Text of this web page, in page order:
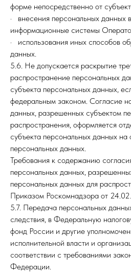
форме непосредственно от
· внесения персональных данных
информационные системы
· использования иных способов
данных.
5.6. Не допускается раскрытие
распространение персональных
субъекта персональных данных,
федеральным законом. Согласие
данных, разрешенных субъектом
распространения, оформляется
субъекта персональных данных на
персональных данных.
Требования к содержанию
персональных данных,
персональных данных для
Приказом Роскомнадзора от
5.7. Передача персональных
следствия, в Федеральную
фонд России и другие
исполнительной власти и
соответствии с требованиями
Федерации.